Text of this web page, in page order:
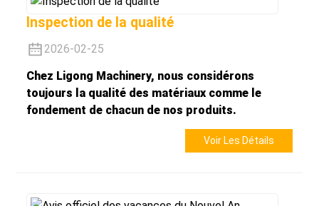
Inspection de la qualité
2026-02-25
Chez Ligong Machinery, nous considérons
toujours la qualité des matériaux comme le
fondement de chacun de nos produits.
Voir Les Détails